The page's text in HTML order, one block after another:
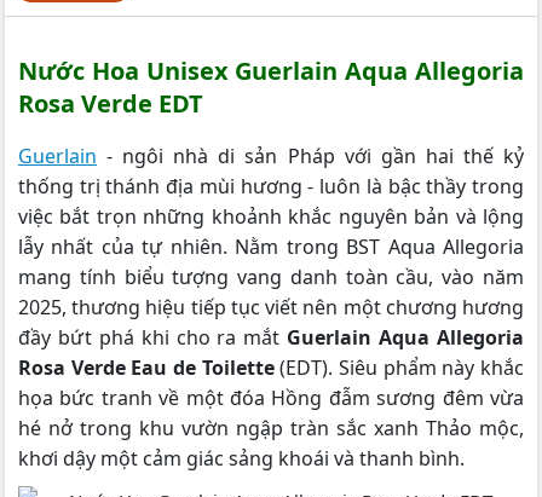
Nước Hoa Unisex Guerlain Aqua Allegoria
Rosa Verde EDT
Guerlain - ngôi nhà di sản Pháp với gần hai thế kỷ
thống trị thánh địa mùi hương - luôn là bậc thầy trong
việc bắt trọn những khoảnh khắc nguyên bản và lộng
lẫy nhất của tự nhiên. Nằm trong BST Aqua Allegoria
mang tính biểu tượng vang danh toàn cầu, vào năm
2025, thương hiệu tiếp tục viết nên một chương hương
đầy bứt phá khi cho ra mắt Guerlain Aqua Allegoria
Rosa Verde Eau de Toilette(EDT). Siêu phẩm này khắc
họa bức tranh về một đóa Hồng đẫm sương đêm vừa
hé nở trong khu vườn ngập tràn sắc xanh Thảo mộc,
khơi dậy một cảm giác sảng khoái và thanh bình.